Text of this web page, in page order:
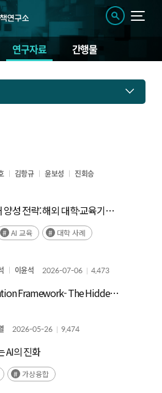
연구자료 간행물
김항규 윤보성
진회승
성 전략: 해외 대학·교육기관
AI 교육 대학 사례
이윤석 2026-07-06 4,473
Framework- The Hidden
2026-05-26 9,474
AI의 진화
가상융합